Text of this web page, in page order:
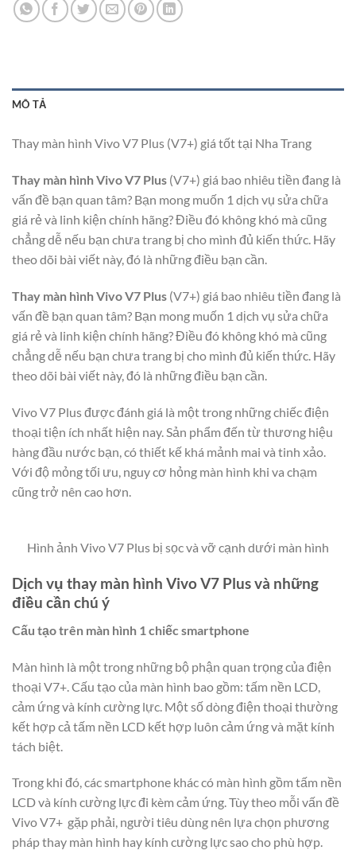
MÔ TẢ
Thay màn hình Vivo V7 Plus (V7+) giá tốt tại Nha Trang
Thay màn hình Vivo V7 Plus (V7+) giá bao nhiêu tiền đang là
vấn đề bạn quan tâm? Bạn mong muốn 1 dịch vụ sửa chữa
giá rẻ và linh kiện chính hãng? Điều đó không khó mà cũng
chẳng dễ nếu bạn chưa trang bị cho mình đủ kiến thức. Hãy
theo dõi bài viết này, đó là những điều bạn cần.
Thay màn hình Vivo V7 Plus (V7+) giá bao nhiêu tiền đang là
vấn đề bạn quan tâm? Bạn mong muốn 1 dịch vụ sửa chữa
giá rẻ và linh kiện chính hãng? Điều đó không khó mà cũng
chẳng dễ nếu bạn chưa trang bị cho mình đủ kiến thức. Hãy
theo dõi bài viết này, đó là những điều bạn cần.
Vivo V7 Plus được đánh giá là một trong những chiếc điện
thoại tiện ích nhất hiện nay. Sản phẩm đến từ thương hiệu
hàng đầu nước bạn, có thiết kế khá mảnh mai và tinh xảo.
Với độ mỏng tối ưu, nguy cơ hỏng màn hình khi va chạm
cũng trở nên cao hơn.
Hình ảnh Vivo V7 Plus bị sọc và vỡ cạnh dưới màn hình
Dịch vụ thay màn hình Vivo V7 Plus và những
điều cần chú ý
Cấu tạo trên màn hình 1 chiếc smartphone
Màn hình là một trong những bộ phận quan trọng của điện
thoại V7+. Cấu tạo của màn hình bao gồm: tấm nền LCD,
cảm ứng và kính cường lực. Một số dòng điện thoại thường
kết hợp cả tấm nền LCD kết hợp luôn cảm ứng và mặt kính
tách biệt.
Trong khi đó, các smartphone khác có màn hình gồm tấm nền
LCD và kính cường lực đi kèm cảm ứng. Tùy theo mỗi vấn đề
Vivo V7+ gặp phải, người tiêu dùng nên lựa chọn phương
pháp thay màn hình hay kính cường lực sao cho phù hợp.